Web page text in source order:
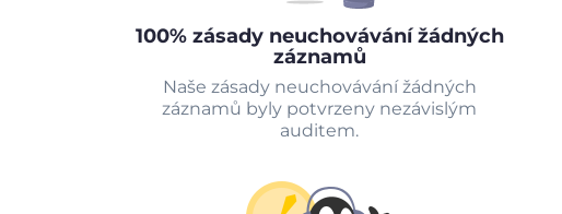
100% zásady neuchovávání žádných
záznamů
Naše zásady neuchovávání žádných
záznamů byly potvrzeny nezávislým
auditem.